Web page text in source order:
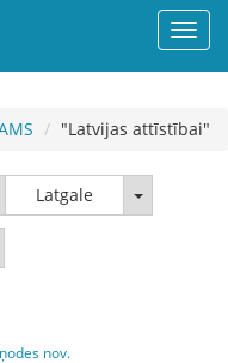
"Latvijas attīstībai"
Latgale Latgale
nov.